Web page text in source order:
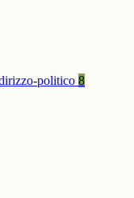
politico 8